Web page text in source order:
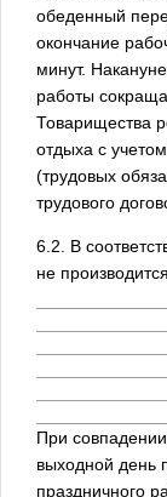
обеденный
окончание
минут.
работы
Товарищества
отдыха с
(трудовых
трудового
6.2. В
не
При
выходной день
праздничного